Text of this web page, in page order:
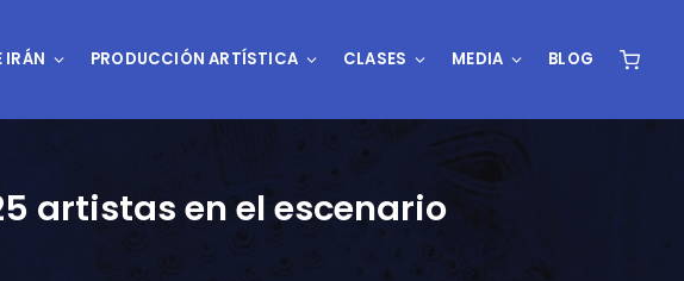
IRÁN PRODUCCIÓN ARTÍSTICA CLASES MEDIA BLOG
artistas en el escenario